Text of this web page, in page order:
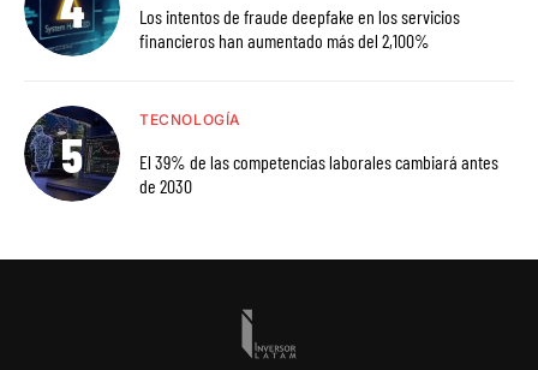
Los intentos de fraude deepfake en los servicios
financieros han aumentado más del 2,100%
TECNOLOGÍA
El 39% de las competencias laborales cambiará antes
de 2030